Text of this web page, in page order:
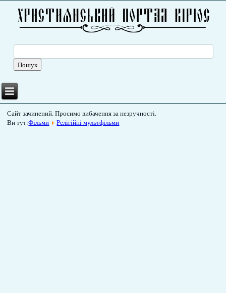
Сайт зачинений. Просимо вибачення за незручності.
Ви тут:Фільми Релігійні мультфільми